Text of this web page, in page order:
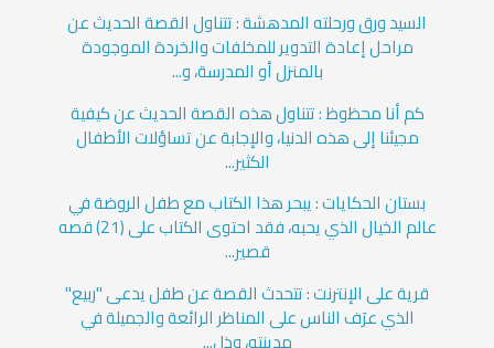
السيد ورق ورحلته المدهشة : تتناول القصة الحديث عن
مراحل إعادة التدوير للمخلفات والخردة الموجودة
بالمنزل أو المدرسة، و...
كم أنا محظوظ : تتناول هذه القصة الحديث عن كيفية
مجيئنا إلى هذه الدنيا، والإجابة عن تساؤلات الأطفال
الكثير...
بستان الحكايات : يبحر هذا الكتاب مع طفل الروضة في
عالم الخيال الذي يحبه، فقد احتوى الكتاب على (21) قصه
قصير...
قرية على الإنترنت : تتحدث القصة عن طفل يدعى "ربيع"
الذي عرَف الناس على المناظر الرائعة والجميلة في
مدينته، وذل...